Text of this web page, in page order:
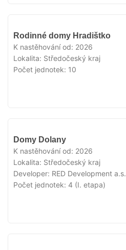
Rodinné domy Hradištko
K nastěhování od: 2026
Lokalita: Středočeský kraj
Počet jednotek: 10
Domy Dolany
K nastěhování od: 2026
Lokalita: Středočeský kraj
Developer: RED Development a.s.
Počet jednotek: 4 (I. etapa)